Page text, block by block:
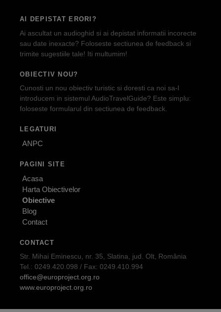
AI DEPISTAT ERORI?
Ai ascultat un audioghid si ai depistat informatii incorecte
sau date inexacte? Foloseste sectiunea de feedback si
trimite sugestiile tale! Iti multumim!
OBIECTIV NOU?
Cunosti un nou obiectiv turistic si doresti ca noi sa-l
introducem in sistemul AudioTravelGuide? Este simplu:
foloseste formularul din sectiunea de feedback.
LEGATURI
ANPC
PAGINI SITE
Acasa
Harta Obiectivelor
Obiective
Blog
Contact
CONTACT
Str. Mihai Eminescu, nr. 35, Slatina, jud. Olt, România
Tel.: 0249.420.098 / Fax: 0249.410.994
office@europroject.org.ro
www.europroject.org.ro